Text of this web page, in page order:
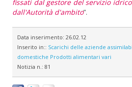
fissati dal gestore del servizio
dall'Autorità d'ambito”.
Data inserimento: 26.02.12
Inserito in:: Scarichi delle aziende
domestiche Prodotti alimentari vari
Notizia n.: 81